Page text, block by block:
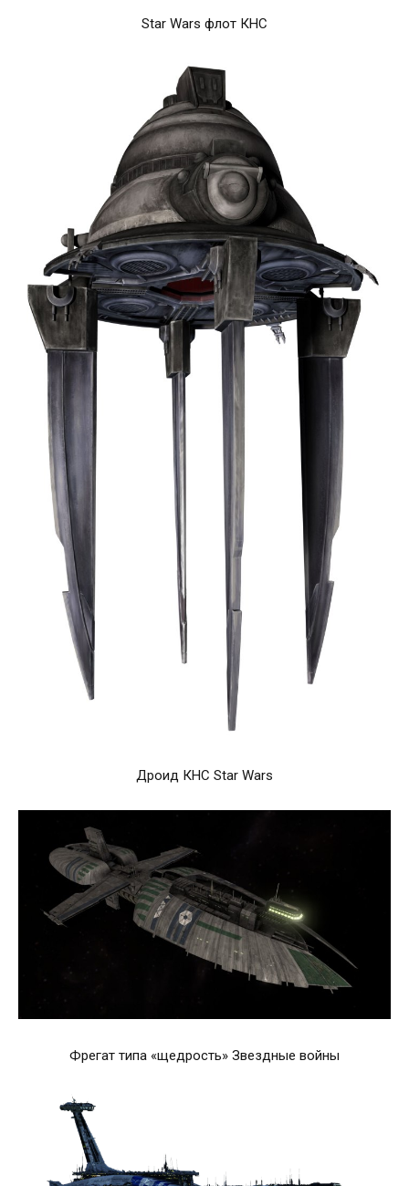
Star Wars флот КНС
Дроид КНС Star Wars
Фрегат типа «щедрость» Звездные войны